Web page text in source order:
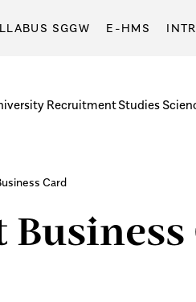
SGGW E-HMS
RecruitmentStudies
Card
Business